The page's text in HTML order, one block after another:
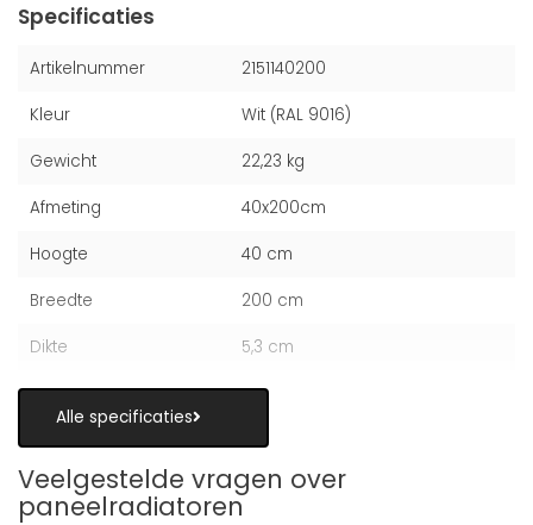
Specificaties
Artikelnummer 2151140200
Kleur Wit (RAL 9016)
Gewicht 22,23 kg
Afmeting 40x200cm
Hoogte 40 cm
Breedte 200 cm
Dikte 5,3 cm
Alle specificaties
Veelgestelde vragen over
paneelradiatoren